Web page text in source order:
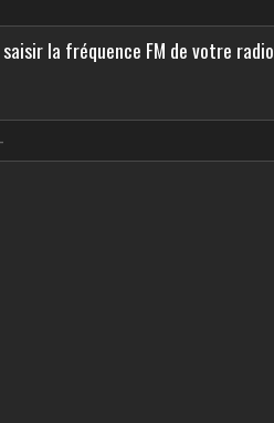
la fréquence FM de votre radio